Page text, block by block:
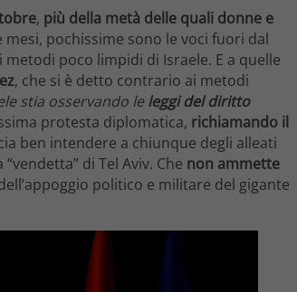
, più della metà delle quali donne e
pochissime sono le voci fuori dal
poco limpidi di Israele. E a quelle
, che si è detto contrario ai metodi
stia osservando leleggi del diritto
protesta diplomatica, richiamando il
ben intendere a chiunque degli alleati
di Tel Aviv. Che non ammette
politico e militare del gigante